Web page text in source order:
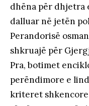
dhëna për dhjetra
dalluar në jetën
Perandorisë
shkruajë për
Pra, botimet
perëndimore e
kriteret